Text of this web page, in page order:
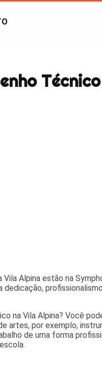
Alpina estão na
na Vila Alpina? Você
artes, por exemplo,
de uma forma